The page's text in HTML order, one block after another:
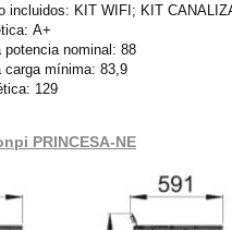
incluidos: KIT WIFI; KIT
A+
nominal: 88
carga mínima: 83,9
129
PRINCESA-NE